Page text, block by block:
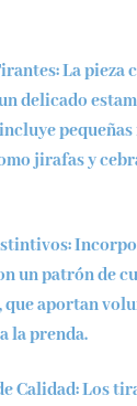
: La pieza
delicado
jirafas y
:
un patrón de
que aportan
la prenda.
Calidad: Los